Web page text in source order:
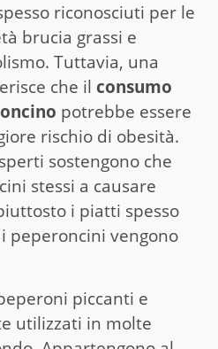
riconosciuti per le
brucia grassi e
Tuttavia, una
che il consumo
potrebbe essere
rischio di obesità.
sostengono che
stessi a causare
i piatti spesso
peperoncini vengono
piccanti e
utilizzati in molte